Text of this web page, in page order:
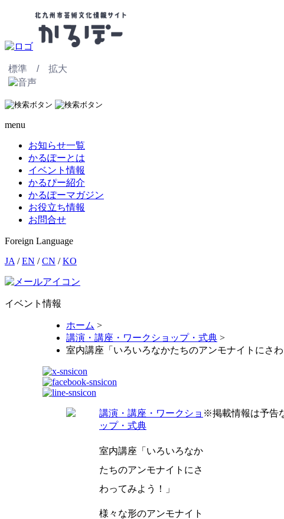
標準 / 拡大
menu
お知らせ一覧
かるぽーとは
イベント情報
かるぴー紹介
かるぽーマガジン
お役立ち情報
お問合せ
Foreign Language
JA /EN /CN /KO
イベント情報
ホーム >
講演・講座・ワークショップ・式典 >
室内講座「いろいろなかたちのアンモナイトにさわ
講演・講座・ワークショ
ップ・式典
室内講座「いろいろなか
たちのアンモナイトにさ
わってみよう！」
様々な形のアンモナイト
※掲載情報は予告